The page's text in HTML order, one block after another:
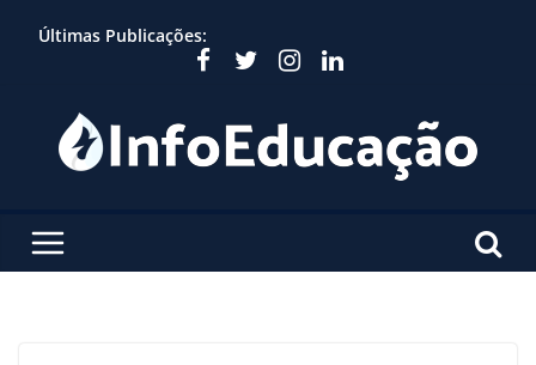
Últimas Publicações: